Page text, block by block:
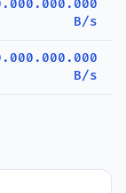
B/s
B/s